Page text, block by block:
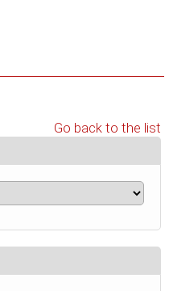
Go back to the list